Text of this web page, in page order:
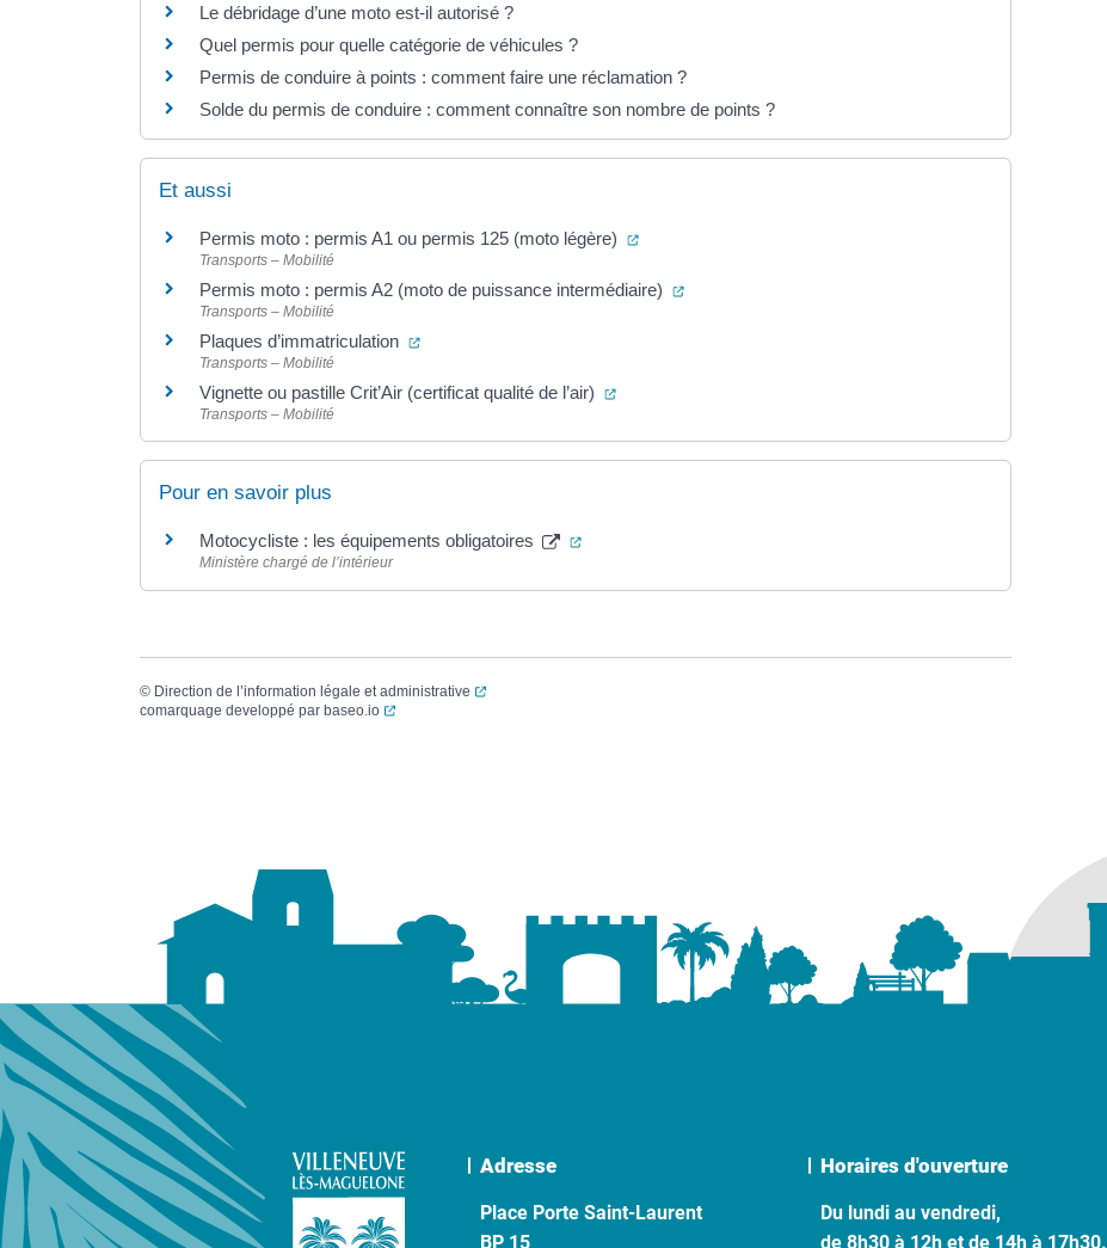
Le débridage d’une moto est-il autorisé ?
Quel permis pour quelle catégorie de véhicules ?
Permis de conduire à points : comment faire une réclamation ?
Solde du permis de conduire : comment connaître son nombre de points ?
Et aussi
Permis moto : permis A1 ou permis 125 (moto légère) (ouverture dans un nouvel onglet)
Transports – Mobilité
Permis moto : permis A2 (moto de puissance intermédiaire) (ouverture dans un nouvel onglet)
Transports – Mobilité
Plaques d’immatriculation (ouverture dans un nouvel onglet)
Transports – Mobilité
Vignette ou pastille Crit’Air (certificat qualité de l’air) (ouverture dans un nouvel onglet)
Transports – Mobilité
Pour en savoir plus
Motocycliste : les équipements obligatoires (ouverture dans un nouvel onglet)
Ministère chargé de l’intérieur
© Direction de l’information légale et administrative
(ouverture dans un nouvel onglet)
comarquage developpé par baseo.io (ouverture dans un nouvel onglet)
Adresse
Place Porte Saint-Laurent
BP 15
Horaires d'ouverture
Du lundi au vendredi,
de 8h30 à 12h et de 14h à 17h30.